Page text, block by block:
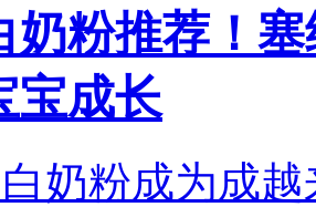
奶粉推荐！
宝成长
奶粉成为成